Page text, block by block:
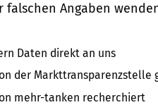
falschen Angaben
Daten direkt an uns
der Markttransparenzstelle
mehr-tanken recherchiert